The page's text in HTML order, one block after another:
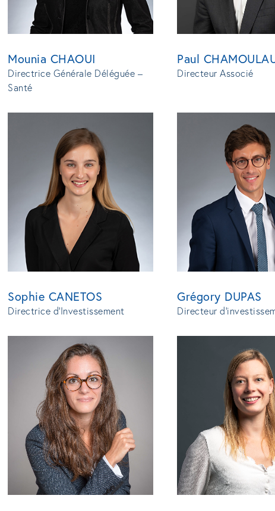
Mounia CHAOUI
Directrice Générale Déléguée –
Santé
Paul
Directeur Associé
Sophie CANETOS
Directrice d'Investissement
Grégory DUPAS
Directeur